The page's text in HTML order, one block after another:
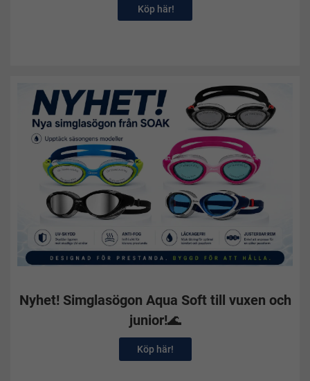
Köp här!
Nyhet! Simglasögon Aqua Soft till vuxen och
junior!🌊
Köp här!